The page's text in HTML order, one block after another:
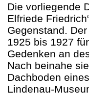
Die vorliegende
Elfriede
Gegenstand.
1925 bis 1927
Gedenken an
Nach beinahe
Dachboden
Lindenau-